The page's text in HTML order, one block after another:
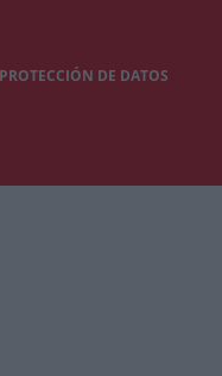
DE DATOS